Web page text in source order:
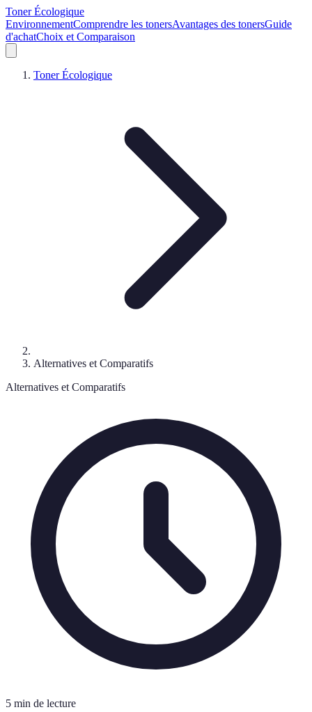
Toner Écologique
EnvironnementComprendre les tonersAvantages des tonersGuide
d'achatChoix et Comparaison
Toner Écologique
Alternatives et Comparatifs
Alternatives et Comparatifs
5 min de lecture